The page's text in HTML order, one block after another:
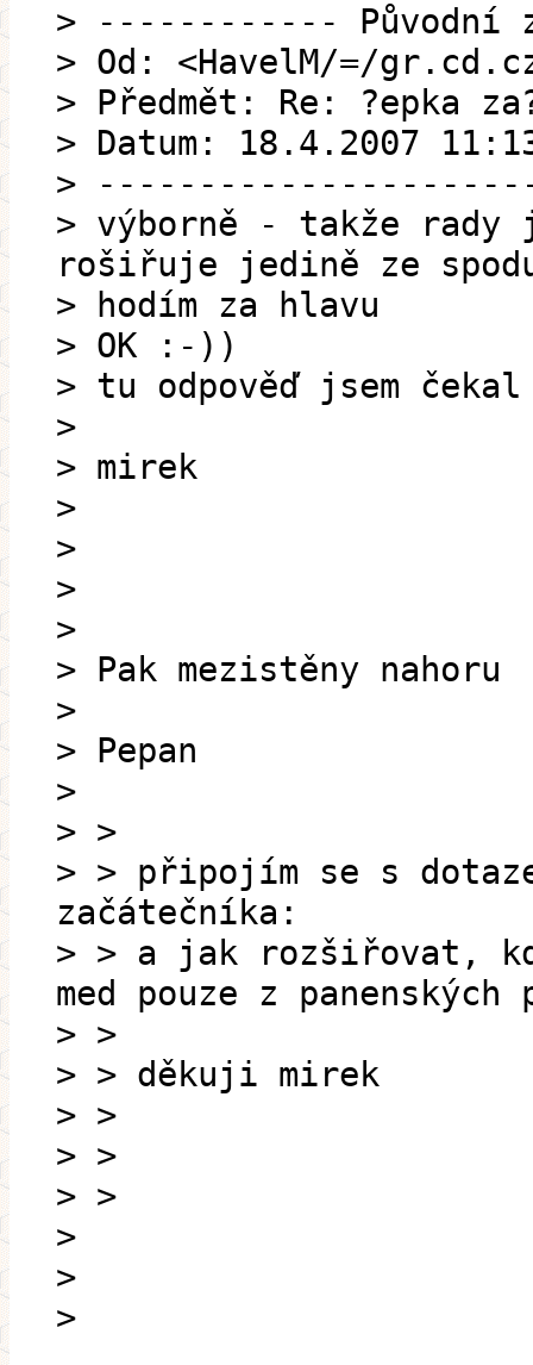
> ------------ Původní
> Od: <HavelM/=/
> Předmět: Re: ?epka
> Datum: 18.4.2007
>
> výborně - takže rady
rošiřuje jedině ze
> hodím za hlavu
> OK :-))
> tu odpověď jsem čekal
>
> mirek
>
>
>
>
> Pak mezistěny nahoru
>
> Pepan
>
> >
> > připojím se s
začátečníka:
> > a jak rozšiřovat,
med pouze z panenských
> >
> > děkuji mirek
> >
> >
> >
>
>
>